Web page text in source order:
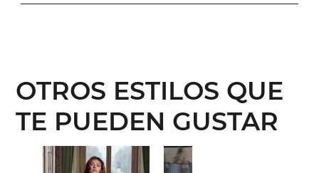
OTROS ESTILOS QUE
TE PUEDEN GUSTAR